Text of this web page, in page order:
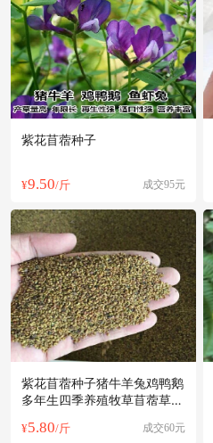
紫花苜蓿种子
¥9.50/斤 成交95元
紫花苜蓿种子猪牛羊兔鸡鸭鹅
多年生四季养殖牧草苜蓿草籽
¥5.80/斤 成交60元